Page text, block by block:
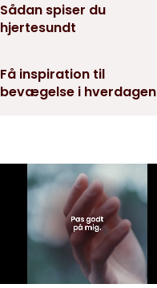
Sådan spiser du
hjertesundt
Få inspiration til
bevægelse i hverdagen